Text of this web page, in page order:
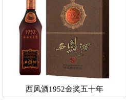
西凤酒1952金奖五十年